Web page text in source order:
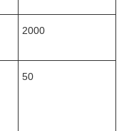
2000
50